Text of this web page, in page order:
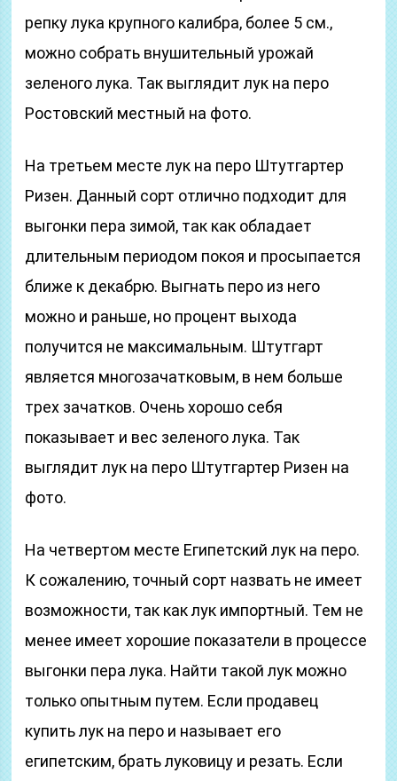
репку лука крупного калибра, более 5 см.,
можно собрать внушительный урожай
зеленого лука. Так выглядит лук на перо
Ростовский местный на фото.
На третьем месте лук на перо Штутгартер
Ризен. Данный сорт отлично подходит для
выгонки пера зимой, так как обладает
длительным периодом покоя и просыпается
ближе к декабрю. Выгнать перо из него
можно и раньше, но процент выхода
получится не максимальным. Штутгарт
является многозачатковым, в нем больше
трех зачатков. Очень хорошо себя
показывает и вес зеленого лука. Так
выглядит лук на перо Штутгартер Ризен на
фото.
На четвертом месте Египетский лук на перо.
К сожалению, точный сорт назвать не имеет
возможности, так как лук импортный. Тем не
менее имеет хорошие показатели в процессе
выгонки пера лука. Найти такой лук можно
только опытным путем. Если продавец
купить лук на перо и называет его
египетским, брать луковицу и резать. Если